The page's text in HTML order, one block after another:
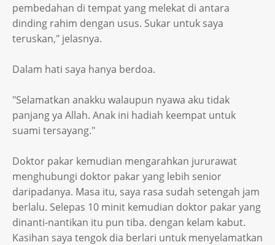
pembedahan di tempat yang melekat di antara
dinding rahim dengan usus. Sukar untuk saya
teruskan," jelasnya.
Dalam hati saya hanya berdoa.
"Selamatkan anakku walaupun nyawa aku tidak
panjang ya Allah. Anak ini hadiah keempat untuk
suami tersayang."
Doktor pakar kemudian mengarahkan jururawat
menghubungi doktor pakar yang lebih senior
daripadanya. Masa itu, saya rasa sudah setengah jam
berlalu. Selepas 10 minit kemudian doktor pakar yang
dinanti-nantikan itu pun tiba. dengan kelam kabut.
Kasihan saya tengok dia berlari untuk menyelamatkan